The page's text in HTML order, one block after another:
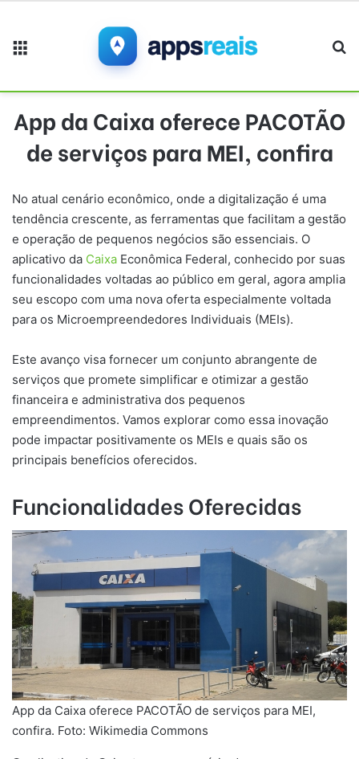
App da Caixa oferece PACOTÃO
de serviços para MEI, confira
No atual cenário econômico, onde a digitalização é uma
tendência crescente, as ferramentas que facilitam a gestão
e operação de pequenos negócios são essenciais. O
aplicativo da Caixa Econômica Federal, conhecido por suas
funcionalidades voltadas ao público em geral, agora amplia
seu escopo com uma nova oferta especialmente voltada
para os Microempreendedores Individuais (MEIs).
Este avanço visa fornecer um conjunto abrangente de
serviços que promete simplificar e otimizar a gestão
financeira e administrativa dos pequenos
empreendimentos. Vamos explorar como essa inovação
pode impactar positivamente os MEIs e quais são os
principais benefícios oferecidos.
Funcionalidades Oferecidas
App da Caixa oferece PACOTÃO de serviços para MEI,
confira. Foto: Wikimedia Commons